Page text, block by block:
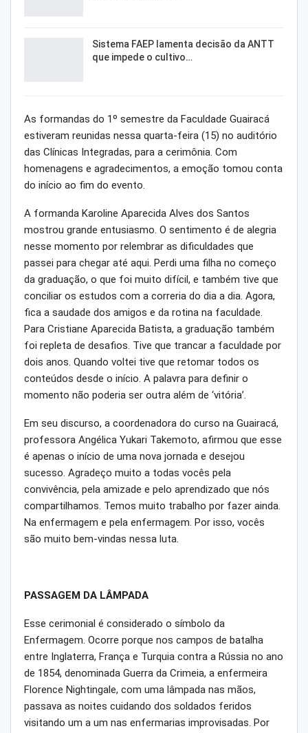
Sistema FAEP lamenta decisão da ANTT
que impede o cultivo…
As formandas do 1º semestre da Faculdade Guairacá
estiveram reunidas nessa quarta-feira (15) no auditório
das Clínicas Integradas, para a cerimônia. Com
homenagens e agradecimentos, a emoção tomou conta
do início ao fim do evento.
A formanda Karoline Aparecida Alves dos Santos
mostrou grande entusiasmo. O sentimento é de alegria
nesse momento por relembrar as dificuldades que
passei para chegar até aqui. Perdi uma filha no começo
da graduação, o que foi muito difícil, e também tive que
conciliar os estudos com a correria do dia a dia. Agora,
fica a saudade dos amigos e da rotina na faculdade.
Para Cristiane Aparecida Batista, a graduação também
foi repleta de desafios. Tive que trancar a faculdade por
dois anos. Quando voltei tive que retomar todos os
conteúdos desde o início. A palavra para definir o
momento não poderia ser outra além de ‘vitória’.
Em seu discurso, a coordenadora do curso na Guairacá,
professora Angélica Yukari Takemoto, afirmou que esse
é apenas o início de uma nova jornada e desejou
sucesso. Agradeço muito a todas vocês pela
convivência, pela amizade e pelo aprendizado que nós
compartilhamos. Temos muito trabalho por fazer ainda.
Na enfermagem e pela enfermagem. Por isso, vocês
são muito bem-vindas nessa luta.
PASSAGEM DA LÂMPADA
Esse cerimonial é considerado o símbolo da
Enfermagem. Ocorre porque nos campos de batalha
entre Inglaterra, França e Turquia contra a Rússia no ano
de 1854, denominada Guerra da Crimeia, a enfermeira
Florence Nightingale, com uma lâmpada nas mãos,
passava as noites cuidando dos soldados feridos
visitando um a um nas enfermarias improvisadas. Por